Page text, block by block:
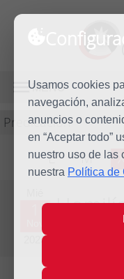
Usamos cookies
navegación,
anuncios o
en “Aceptar todo”
nuestro uso de las
nuestra Política de
MENÚ
Predicación
L M
2023